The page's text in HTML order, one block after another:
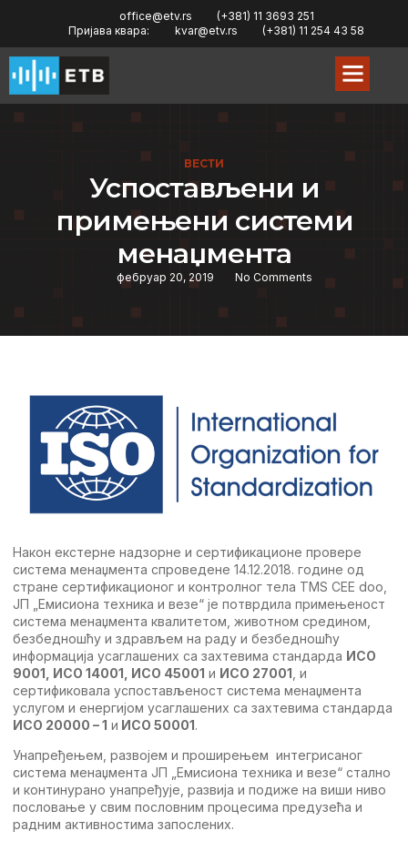
office@etv.rs
(+381) 11 3693 251
Пријава квара:
kvar@etv.rs (+381) 11 254 43 58
ВЕСТИ
Успостављени и
примењени системи
менаџмента
фебруар 20, 2019 No Comments
Након екстерне надзорне и сертификационе провере
система менаџмента спроведене 14.12.2018. године од
стране сертификационог и контролног тела TMS CEE doo,
ЈП „Емисиона техника и везе“ је потврдила примењеност
система менаџмента квалитетом, животном средином,
безбедношћу и здрављем на раду и безбедношћу
информација усаглашених са захтевима стандарда ИСО
9001, ИСО 14001 ИСО 45001 и ИСО 27001 , и
сертификовала успостављеност система менаџмента
услугом и енергијом усаглашених са захтевима стандарда
ИСО 20000 –1 и ИСО 50001.
Унапређењем, развојем и проширењем интегрисаног
система менаџмента ЈП „Емисиона техника и везе“ стално
и континурано унапређује, развија и подиже на виши ниво
пословање у свим пословним процесима предузећа и
радним активностима запослених.